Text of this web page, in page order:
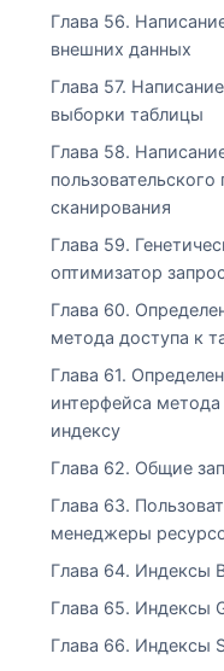
Глава 56.
внешних данных
Глава 57.
выборки таблицы
Глава 58.
сканирования
Глава 59.
оптимизатор
Глава 60.
метода доступа к
Глава 61.
интерфейса метода
индексу
Глава 62. Общие
Глава 63.
менеджеры
Глава 64. Индексы
Глава 65. Индексы
Глава 66. Индексы